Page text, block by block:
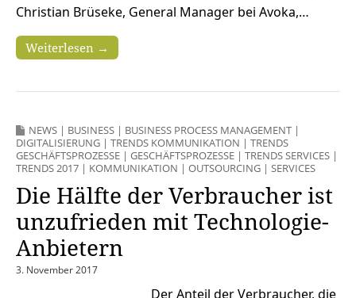
Christian Brüseke, General Manager bei Avoka,…
Weiterlesen →
NEWS | BUSINESS | BUSINESS PROCESS MANAGEMENT |
DIGITALISIERUNG | TRENDS KOMMUNIKATION | TRENDS
GESCHÄFTSPROZESSE | GESCHÄFTSPROZESSE | TRENDS SERVICES |
TRENDS 2017 | KOMMUNIKATION | OUTSOURCING | SERVICES
Die Hälfte der Verbraucher ist
unzufrieden mit Technologie-
Anbietern
3. November 2017
Der Anteil der Verbraucher, die